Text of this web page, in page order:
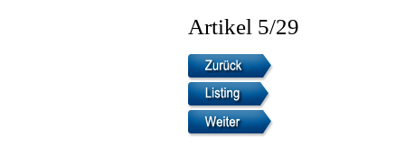
Artikel 5/29